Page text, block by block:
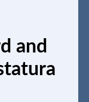
and